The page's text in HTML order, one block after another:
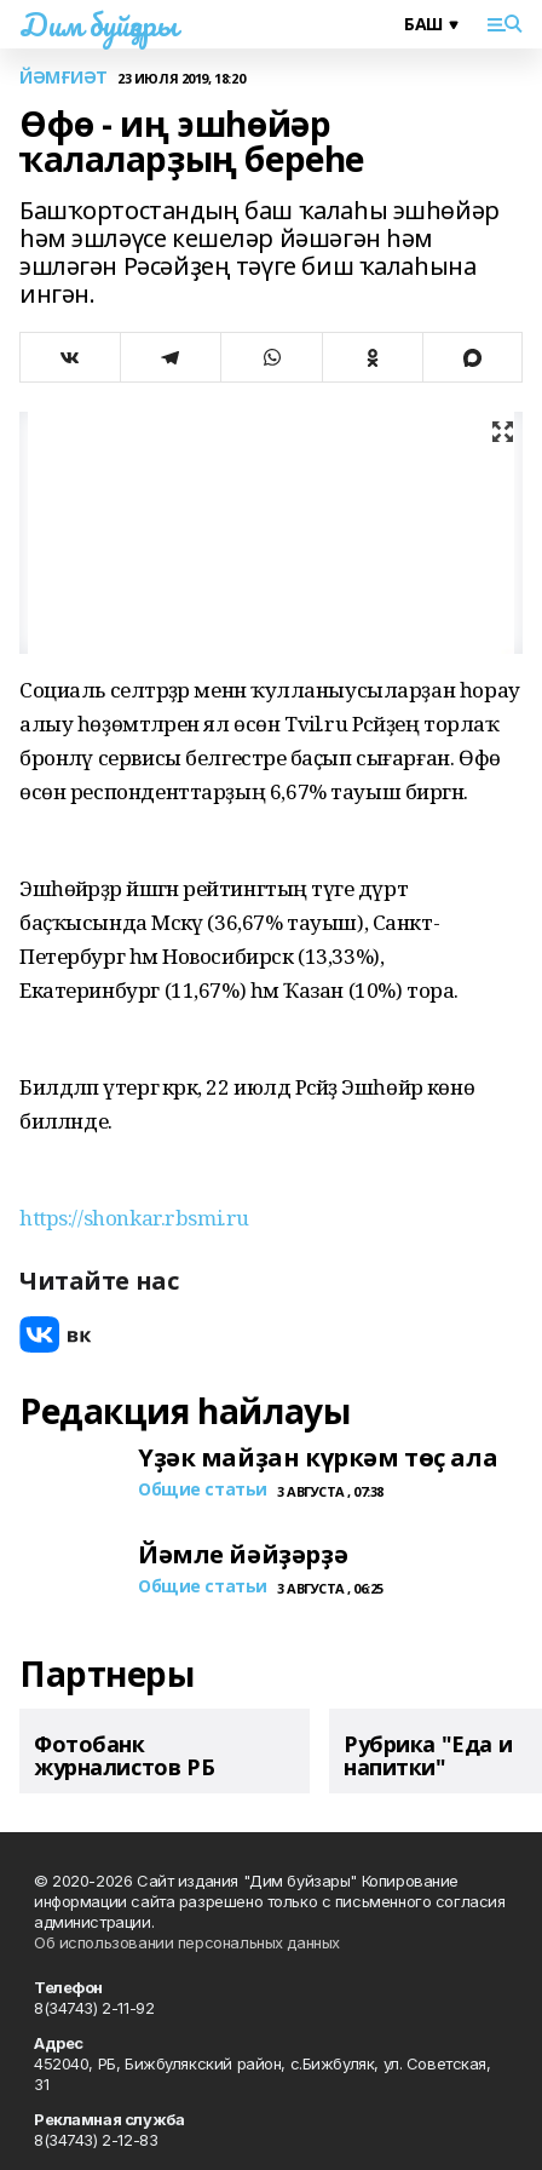
Дим буйҙары
ЙӘМҒИӘТ 23 ИЮЛЯ 2019, 18:20
Өфө - иң эшһөйәр
ҡалаларҙың береһе
Башҡортостандың баш ҡалаһы эшһөйәр
һәм эшләүсе кешеләр йәшәгән һәм
эшләгән Рәсәйҙең тәүге биш ҡалаһына
ингән.
Социаль селтәрҙәр менән ҡулланыусыларҙан һорау
алыу һөҙөмтәләрен ял өсөн Tvil.ru Рәсәйҙең торлаҡ
бронләү сервисы белгестәре баҫып сығарған. Өфө
өсөн респонденттарҙың 6,67% тауыш биргән.
Эшһөйәрҙәр йәшәгән рейтингтың тәүге дүрт
баҫҡысында Мәскәү (36,67% тауыш), Санкт-
Петербург һәм Новосибирск (13,33%),
Екатеринбург (11,67%) һәм Ҡазан (10%) тора.
Билдәләп үтергә кәрәк, 22 июлдә Рәсәйҙә Эшһөйәр көнө
биләләнде.
https://shonkar.rbsmi.ru
Читайте нас
Редакция һайлауы
Үҙәк майҙан күркәм төҫ ала
Общие статьи 3 АВГУСТА , 07:38
Йәмле йәйҙәрҙә
Общие статьи 3 АВГУСТА , 06:25
Партнеры
Фотобанк
журналистов РБ
Рубрика "Еда и
напитки"
© 2020-2026 Сайт издания "Дим буйзары" Копирование
информации сайта разрешено только с письменного согласия
администрации.
Об использовании персональных данных
Телефон
8(34743) 2-11-92
Адрес
452040, РБ, Бижбулякский район, с.Бижбуляк, ул. Советская,
31
Рекламная служба
8(34743) 2-12-83